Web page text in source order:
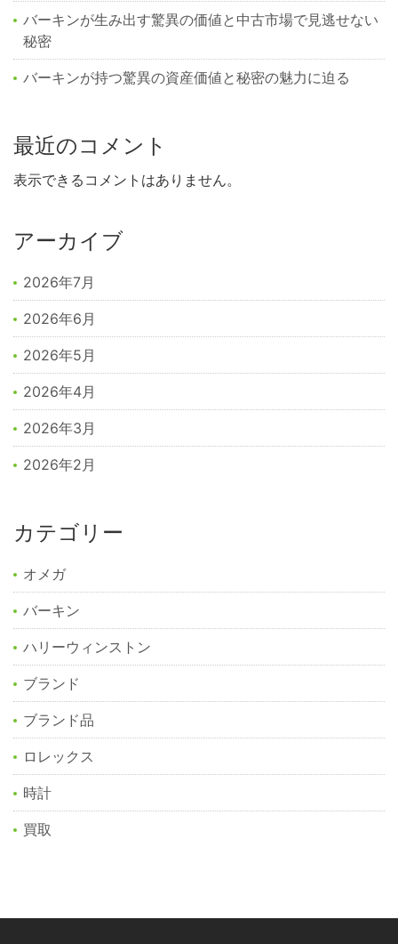
バーキンが生み出す驚異の価値と中古市場で見逃せない
秘密
バーキンが持つ驚異の資産価値と秘密の魅力に迫る
最近のコメント
表示できるコメントはありません。
アーカイブ
2026年7月
2026年6月
2026年5月
2026年4月
2026年3月
2026年2月
カテゴリー
オメガ
バーキン
ハリーウィンストン
ブランド
ブランド品
ロレックス
時計
買取